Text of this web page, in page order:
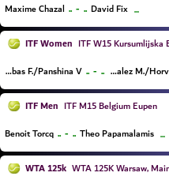
Maxime Chazal .. - .. David Fix ...
ITF Women ITF W15 Kursumlijska
Dorofeeva-Rybas F./Panshina V. .. - .. Herazo Gonzalez M./Horvit M.
ITF Men ITF M15 Belgium Eupen
Benoit Torcq .. - .. Theo Papamalamis ...
WTA 125k WTA 125K Warsaw,